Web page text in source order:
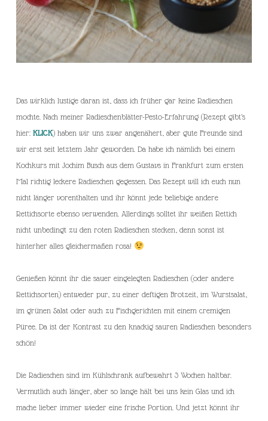
Das wirklich lustige daran ist, dass ich früher gar keine Radieschen
mochte. Nach meiner Radieschenblätter-Pesto-Erfahrung (Rezept gibt’s
hier: KLICK) haben wir uns zwar angenähert, aber gute Freunde sind
wir erst seit letztem Jahr geworden. Da habe ich nämlich bei einem
Kochkurs mit Jochim Busch aus dem Gustavs in Frankfurt zum ersten
Mal richtig leckere Radieschen gegessen. Das Rezept will ich euch nun
nicht länger vorenthalten und ihr könnt jede beliebige andere
Rettichsorte ebenso verwenden. Allerdings solltet ihr weißen Rettich
nicht unbedingt zu den roten Radieschen stecken, denn sonst ist
hinterher alles gleichermaßen rosa!
Genießen könnt ihr die sauer eingelegten Radieschen (oder andere
Rettichsorten) entweder pur, zu einer deftigen Brotzeit, im Wurstsalat,
im grünen Salat oder auch zu Fischgerichten mit einem cremigen
Püree. Da ist der Kontrast zu den knackig sauren Radieschen besonders
schön!
Die Radieschen sind im Kühlschrank aufbewahrt 3 Wochen haltbar.
Vermutlich auch länger, aber so lange hält bei uns kein Glas und ich
mache lieber immer wieder eine frische Portion. Und jetzt könnt ihr